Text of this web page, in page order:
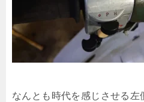
なんとも時代を感じさせる左